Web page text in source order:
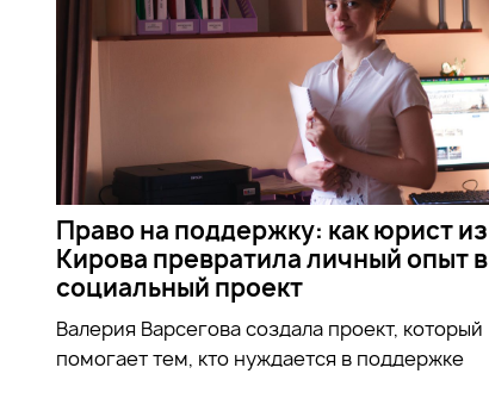
Право на поддержку: как юрист из
Кирова превратила личный опыт в
социальный проект
Валерия Варсегова создала проект, который
помогает тем, кто нуждается в поддержке